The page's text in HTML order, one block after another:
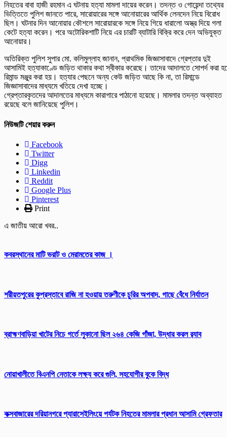
নিহতের বাবা হাজী রহমান এ ঘটনায় হত্যা মামলা দায়ের করেন। তদন্ত ও গোয়েন্দা তথ্যের
ভিত্তিতে পুলিশ জানতে পারে, সারোয়ারের সঙ্গে আনোয়ারের আর্থিক লেনদেন নিয়ে বিরোধ
ছিল। ঘটনার দিন আনোয়ার কৌশলে সারোয়ারকে সঙ্গে নিয়ে গিয়ে ধারালো অস্ত্র দিয়ে গলা
কেটে হত্যা করেন। পরে অটোরিকশাটি নিয়ে এর চারটি ব্যাটারি বিক্রি করে দেন অভিযুক্ত
আনোয়ার।
অতিরিক্ত পুলিশ সুপার মো. কলিমুল্লাহ জানান, প্রাথমিক জিজ্ঞাসাবাদে গ্রেপ্তার দুই
আসামিই হত্যাকাণ্ডে জড়িত থাকার কথা স্বীকার করেছে। তাদের আদালতে সোপর্দ করা
রিমান্ড মঞ্জুর করা হয়। হত্যার পেছনে অন্য কেউ জড়িত আছে কি না, তা রিমান্ডে
জিজ্ঞাসাবাদের মাধ্যমে খতিয়ে দেখা হচ্ছে।
গ্রেপ্তারকৃতদের আদালতের মাধ্যমে কারাগারে পাঠানো হয়েছে। মামলার তদন্ত অব্যাহত
রয়েছে বলে জানিয়েছে পুলিশ।
নিউজটি শেয়ার করুন
Facebook
Twitter
Digg
Linkedin
Reddit
Google Plus
Pinterest
Print
এ জাতীয় আরো খবর..
কবরস্থানের মাটি ভরাট ও মেরামতের কাজ ।
শরীয়তপুরের কুপ্রস্তাবে রাজি না হওয়ায় তরুণীকে চুরির অপবাদ, গাছে বেঁধে নির্যাতন
ব্রাহ্মণবাড়িয়া খাটের নিচে গর্তে লুকানো ছিল ২৬৪ কেজি গাঁজা, উদ্ধার করল র‍্যাব
নোয়াখালীতে বিএনপি নেতাকে লক্ষ্য করে গুলি, সহযোগীর বুকে বিদ্ধ
কক্সবাজারের দরিয়ানগরে প্যারাসেইলিংয়ে পর্যটক নিহতের মামলার প্রধান আসামি গ্রেফতার